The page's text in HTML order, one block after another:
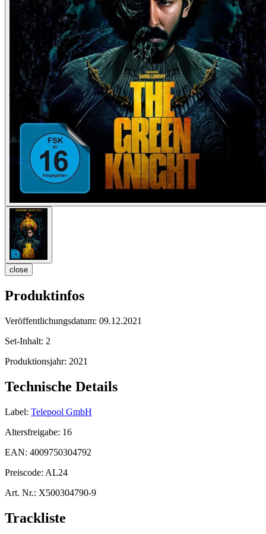
close
Produktinfos
Veröffentlichungsdatum: 09.12.2021
Set-Inhalt: 2
Produktionsjahr: 2021
Technische Details
Label: Telepool GmbH
Altersfreigabe: 16
EAN: 4009750304792
Preiscode: AL24
Art. Nr.: X500304790-9
Trackliste